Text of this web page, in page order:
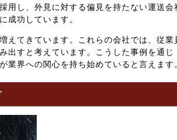
用し、外見に対する偏見を持たない運送会
成功しています。
えてきています。これらの会社では、従業
出すと考えています。こうした事例を通じ
業界への関心を持ち始めていると言えます